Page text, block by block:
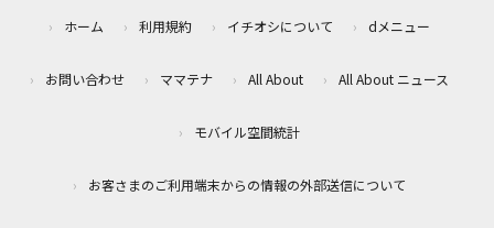
ホーム 利用規約 イチオシについて dメニュー
お問い合わせ ママテナ All About All About ニュース
モバイル空間統計
お客さまのご利用端末からの情報の外部送信について